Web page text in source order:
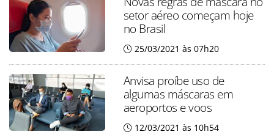
setor aéreo começam hoje
no Brasil
25/03/2021 às 07h20
Anvisa proíbe uso de
algumas máscaras em
aeroportos e voos
12/03/2021 às 10h54